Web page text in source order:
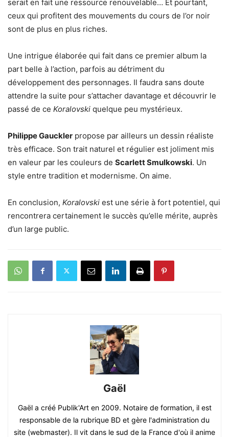
serait en fait une ressource renouvelable… Et pourtant,
ceux qui profitent des mouvements du cours de l’or noir
sont de plus en plus riches.
Une intrigue élaborée qui fait dans ce premier album la
part belle à l’action, parfois au détriment du
développement des personnages. Il faudra sans doute
attendre la suite pour s’attacher davantage et découvrir le
passé de ce Koralovski quelque peu mystérieux.
Philippe Gauckler propose par ailleurs un dessin réaliste
très efficace. Son trait naturel et régulier est joliment mis
en valeur par les couleurs de Scarlett Smulkowski. Un
style entre tradition et modernisme. On aime.
En conclusion, Koralovski est une série à fort potentiel, qui
rencontrera certainement le succès qu’elle mérite, auprès
d’un large public.
Gaël
Gaël a créé Publik'Art en 2009. Notaire de formation, il est
responsable de la rubrique BD et gère l'administration du
site (webmaster). Il vit dans le sud de la France d'où il anime